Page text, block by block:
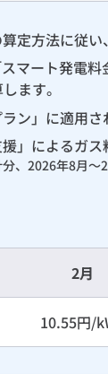
定方法に従い
マート発電
ます。
ラン」に適用
」によるガ
、2026年8月～
2月
10.55円/